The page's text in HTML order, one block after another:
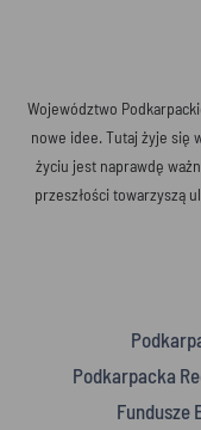
Województwo
nowe idee. Tutaj żyje się
życiu jest naprawdę
przeszłości towarzyszą
Podkarpacka
Fundusze